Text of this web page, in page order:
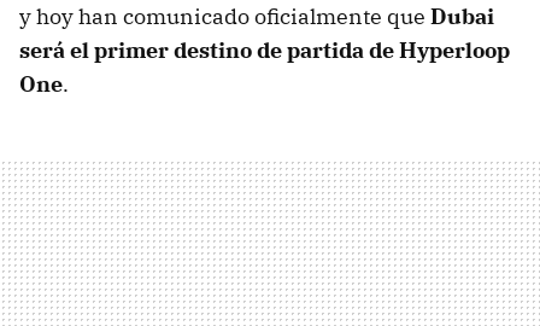
y hoy han comunicado oficialmente que Dubai
será el primer destino de partida de Hyperloop
One.